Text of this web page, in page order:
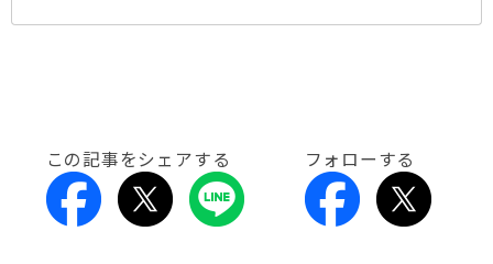
この記事をシェアする フォローする